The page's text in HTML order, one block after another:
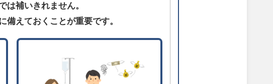
補いきれません。
えておくことが重要です。